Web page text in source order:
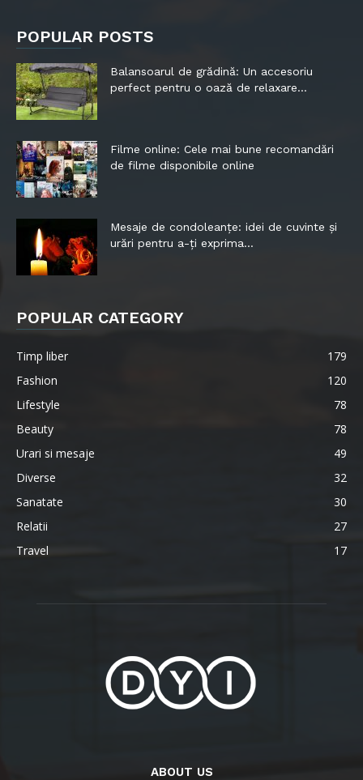
POPULAR POSTS
Balansoarul de grădină: Un accesoriu
perfect pentru o oază de relaxare...
Filme online: Cele mai bune recomandări
de filme disponibile online
Mesaje de condoleanțe: idei de cuvinte și
urări pentru a-ți exprima...
POPULAR CATEGORY
Timp liber
179
Fashion
120
Lifestyle
78
Beauty
78
Urari si mesaje
49
Diverse
32
Sanatate
30
Relatii
27
Travel
17
ABOUT US